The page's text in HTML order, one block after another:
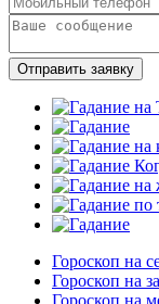
Отправить заявку
Гороскоп на
Гороскоп на
Гороскоп на